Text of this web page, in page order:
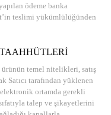
ödeme banka
teslimi yükümlülüğünden
ürünün temel nitelikleri, satış
Satıcı tarafından yüklenen
ortamda gerekli
talep ve şikayetlerini